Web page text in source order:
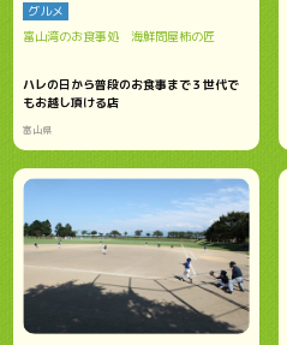
グルメ
富山湾のお食事処 海鮮問屋柿の匠
ハレの日から普段のお食事まで３世代で
もお越し頂ける店
富山県